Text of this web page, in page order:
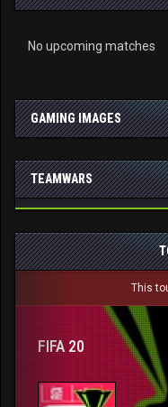
No upcoming matches
GAMING IMAGES
TEAMWARS
This
FIFA 20